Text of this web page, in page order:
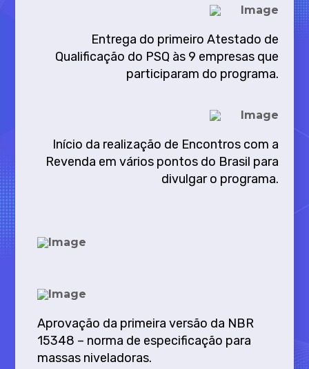
Entrega do primeiro Atestado de
Qualificação do PSQ às 9 empresas que
participaram do programa.
Início da realização de Encontros com a
Revenda em vários pontos do Brasil para
divulgar o programa.
Aprovação da primeira versão da NBR
15348 – norma de especificação para
massas niveladoras.